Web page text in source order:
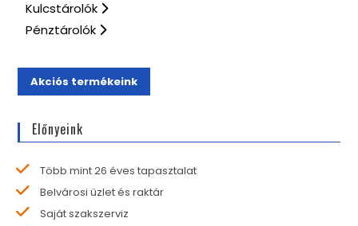
Kulcstárolók
Pénztárolók
Akciós termékeink
Előnyeink
Több mint 26 éves tapasztalat
Belvárosi üzlet és raktár
Saját szakszerviz